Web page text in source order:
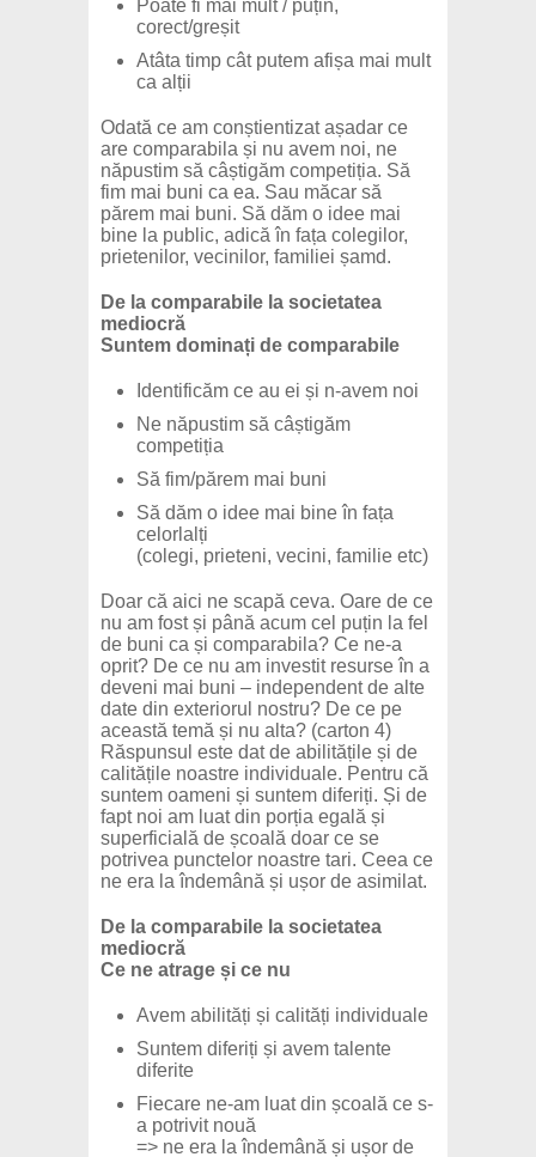
Poate fi mai mult / puțin,
corect/greșit
Atâta timp cât putem afișa mai mult
ca alții
Odată ce am conștientizat așadar ce
are comparabila și nu avem noi, ne
năpustim să câștigăm competiția. Să
fim mai buni ca ea. Sau măcar să
părem mai buni. Să dăm o idee mai
bine la public, adică în fața colegilor,
prietenilor, vecinilor, familiei șamd.
De la comparabile la societatea
mediocră
Suntem dominați de comparabile
Identificăm ce au ei și n-avem noi
Ne năpustim să câștigăm
competiția
Să fim/părem mai buni
Să dăm o idee mai bine în fața
celorlalți
(colegi, prieteni, vecini, familie etc)
Doar că aici ne scapă ceva. Oare de ce
nu am fost și până acum cel puțin la fel
de buni ca și comparabila? Ce ne-a
oprit? De ce nu am investit resurse în a
deveni mai buni – independent de alte
date din exteriorul nostru? De ce pe
această temă și nu alta? (carton 4)
Răspunsul este dat de abilitățile și de
calitățile noastre individuale. Pentru că
suntem oameni și suntem diferiți. Și de
fapt noi am luat din porția egală și
superficială de școală doar ce se
potrivea punctelor noastre tari. Ceea ce
ne era la îndemână și ușor de asimilat.
De la comparabile la societatea
mediocră
Ce ne atrage și ce nu
Avem abilități și calități individuale
Suntem diferiți și avem talente
diferite
Fiecare ne-am luat din școală ce s-
a potrivit nouă
=> ne era la îndemână și ușor de